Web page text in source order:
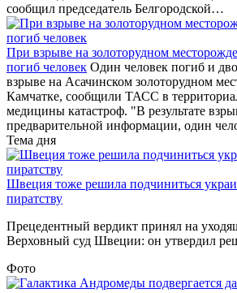
сообщил председатель Белгородской…
При взрыве на золоторудном
погиб человек Один человек погиб и
взрыве на Асачинском золоторудном
Камчатке, сообщили ТАСС в
медицины катастроф. "В результате
предварительной информации, один
Тема дня
Швеция тоже решила подчиниться
пиратству
Прецедентный вердикт принял на
Верховный суд Швеции: он утвердил
Фото